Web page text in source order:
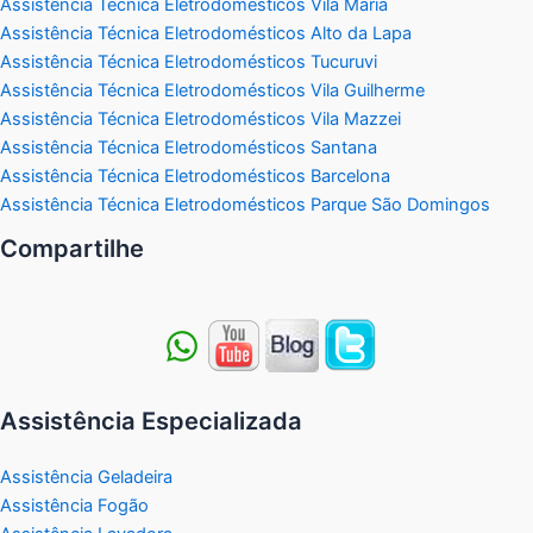
Assistência Técnica Eletrodomésticos Vila Maria
Assistência Técnica Eletrodomésticos Alto da Lapa
Assistência Técnica Eletrodomésticos Tucuruvi
Assistência Técnica Eletrodomésticos Vila Guilherme
Assistência Técnica Eletrodomésticos Vila Mazzei
Assistência Técnica Eletrodomésticos Santana
Assistência Técnica Eletrodomésticos Barcelona
Assistência Técnica Eletrodomésticos Parque São Domingos
Compartilhe
Assistência Especializada
Assistência Geladeira
Assistência Fogão